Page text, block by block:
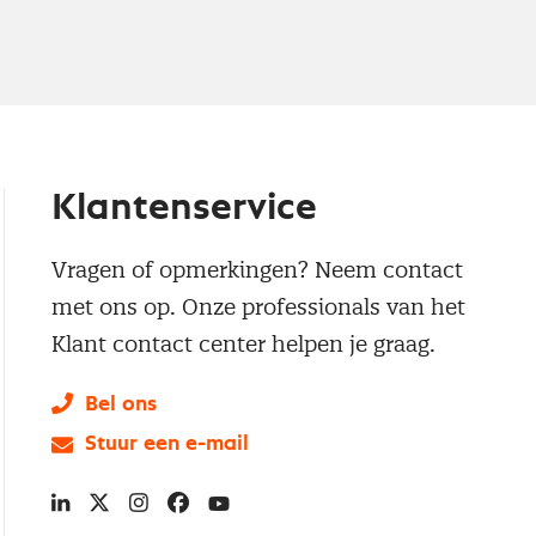
Klantenservice
Vragen of opmerkingen? Neem contact
met ons op. Onze professionals van het
Klant contact center helpen je graag.
Bel ons
Stuur een e-mail
LinkedIn
X Instagram
Facebook
YouTube